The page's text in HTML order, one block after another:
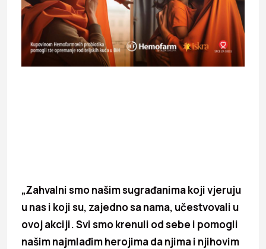
„Zahvalni smo našim sugrađanima koji vjeruju
u nas i koji su, zajedno sa nama, učestvovali u
ovoj akciji. Svi smo krenuli od sebe i pomogli
našim najmlađim herojima da njima i njihovim